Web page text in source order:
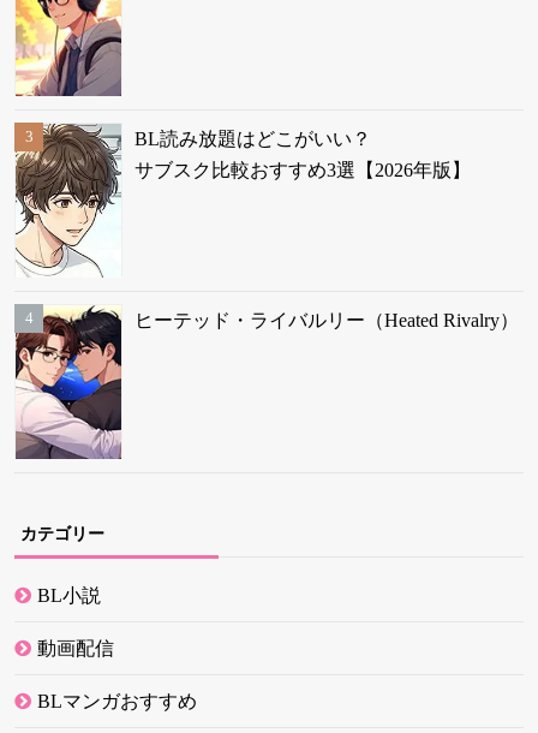
BL読み放題はどこがいい？
サブスク比較おすすめ3選【2026年版】
ヒーテッド・ライバルリー（Heated Rivalry）
カテゴリー
BL小説
動画配信
BLマンガおすすめ